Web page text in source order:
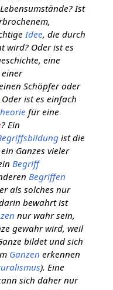
Ist
Idee, die durch
wird? Oder ist es
eine
einer
Schöpfer oder
Oder ist es einfach
für eine
? Ein
ist die
Ganzes vieler
Begriff
Begriffen
als solches nur
bewahrt ist
nur wahr sein,
gewahr wird, weil
bildet und sich
Ganzen erkennen
). Eine
sich daher nur